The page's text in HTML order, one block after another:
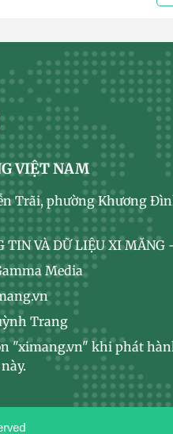
VIỆT NAM
Trãi, phường Khương
TIN VÀ DỮ LIỆU XI MĂNG
Media
Trang
"ximang.vn" khi phát